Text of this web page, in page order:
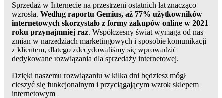
Sprzedaż w Internecie na przestrzeni ostatnich lat znacząco
wzrosła. Według raportu Gemius, aż 77% użytkowników
internetowych skorzystało z formy zakupów online w 2021
roku przynajmniej raz. Współczesny świat wymaga od nas
zmian w narzędziach marketingowych i sposobie komunikacji
z klientem, dlatego zdecydowaliśmy się wprowadzić
dedykowane rozwiązania dla sprzedaży internetowej.
Dzięki naszemu rozwiązaniu w kilka dni będziesz mógł
cieszyć się funkcjonalnym i przyciągającym wzrok sklepem
internetowym.